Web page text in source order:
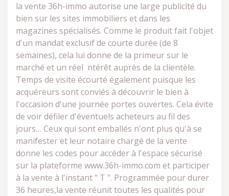
la vente 36h-immo autorise une large publicité du
bien sur les sites immobiliers et dans les
magazines spécialisés. Comme le produit fait l'objet
d'un mandat exclusif de courte durée (de 8
semaines), cela lui donne de la primeur sur le
marché et un réel ntérêt auprès de la clientèle.
Temps de visite écourté également puisque les
acquéreurs sont conviés à découvrir le bien à
l'occasion d'une journée portes ouvertes. Cela évite
de voir défiler d'éventuels acheteurs au fil des
jours… Ceux qui sont emballés n'ont plus qu'à se
manifester et leur notaire chargé de la vente
donne les codes pour accéder à l'espace sécurisé
sur la plateforme www.36h-immo.com et participer
à la vente à l'instant " T ". Programmée pour durer
36 heures,la vente réunit toutes les qualités pour